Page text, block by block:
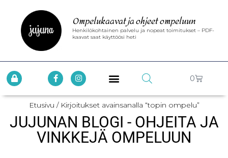
Ompelukaavat ja ohjeet ompeluun
Henkilökohtainen palvelu ja nopeat toimitukset – PDF-
kaavat saat käyttöösi heti
0
Etusivu / Kirjoitukset avainsanalla “topin ompelu”
JUJUNAN BLOGI - OHJEITA JA
VINKKEJÄ OMPELUUN